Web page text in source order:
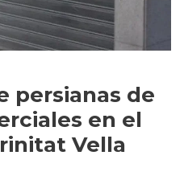
persianas de
en el
Vella